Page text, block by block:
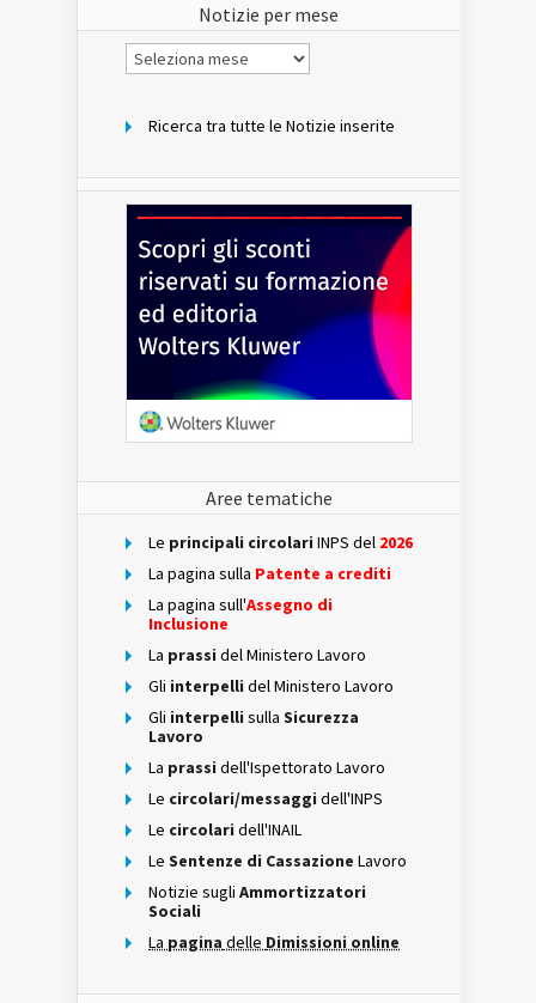
Notizie per mese
Notizie
per
Ricerca tra tutte le Notizie inserite
Aree tematiche
Le principali circolari INPS del 2026
La pagina sulla Patente a crediti
La pagina sull'Assegno di
Inclusione
La prassi del Ministero Lavoro
Gli interpelli del Ministero Lavoro
Gli interpelli sulla Sicurezza
Lavoro
La prassi dell'Ispettorato Lavoro
Le circolari/messaggi dell'INPS
Le circolari dell'INAIL
Le Sentenze di Cassazione Lavoro
Notizie sugli Ammortizzatori
Sociali
La pagina delle Dimissioni online